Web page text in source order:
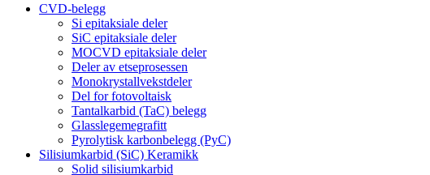
CVD-belegg
Si epitaksiale deler
SiC epitaksiale deler
MOCVD epitaksiale deler
Deler av etseprosessen
Monokrystallvekstdeler
Del for fotovoltaisk
Tantalkarbid (TaC) belegg
Glasslegemegrafitt
Pyrolytisk karbonbelegg (PyC)
Silisiumkarbid (SiC) Keramikk
Solid silisiumkarbid